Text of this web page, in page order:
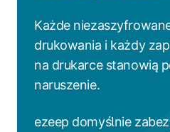
Każde
drukowania i każdy
na drukarce stanowią
naruszenie.
ezeep domyślnie